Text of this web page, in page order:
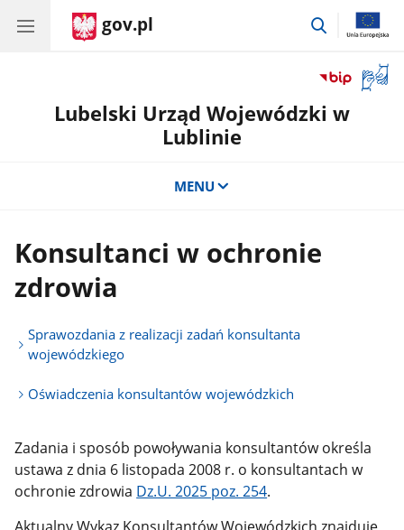
gov.pl
przejdź
okno
Lubelski Urząd Wojewódzki w
Lublinie
MENU
Konsultanci w ochronie
zdrowia
Sprawozdania z realizacji zadań konsultanta
wojewódzkiego
Oświadczenia konsultantów wojewódzkich
Zadania i sposób powoływania konsultantów określa
ustawa z dnia 6 listopada 2008 r. o konsultantach w
ochronie zdrowia Dz.U. 2025 poz. 254.